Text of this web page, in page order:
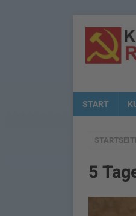
START
5